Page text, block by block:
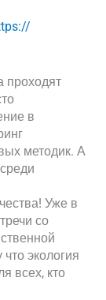
проходят
в
методик. А
Уже в
со
экология
всех, кто